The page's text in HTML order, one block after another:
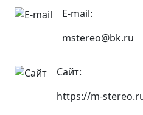
E-mail:
mstereo@bk.ru
Сайт:
https://m-